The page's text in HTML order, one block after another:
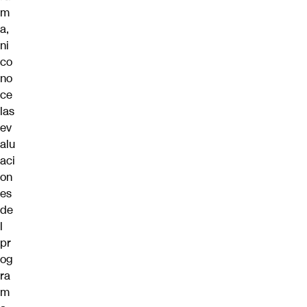
m
a,
ni
co
no
ce
las
ev
alu
aci
on
es
de
l
pr
og
ra
m